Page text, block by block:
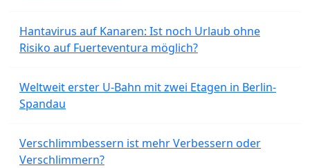
Hantavirus auf Kanaren: Ist noch Urlaub ohne
Risiko auf Fuerteventura möglich?
Weltweit erster U-Bahn mit zwei Etagen in Berlin-
Spandau
Verschlimmbessern ist mehr Verbessern oder
Verschlimmern?